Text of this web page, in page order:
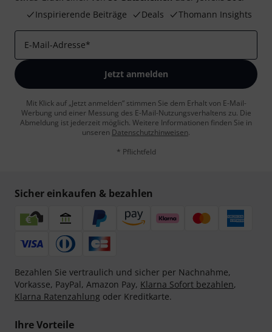
Inspirierende Beiträge
Deals Thomann Insights
E-Mail-Adresse*
Jetzt anmelden
Mit Klick auf „Jetzt anmelden“ stimmen Sie dem Erhalt von E-Mail-
Werbung und einer Messung des E-Mail-Nutzungsverhaltens zu. Die
Abmeldung ist jederzeit möglich. Weitere Informationen finden Sie in
unseren Datenschutzhinweisen.
* Pflichtfeld
Sicher einkaufen & bezahlen
Bezahlen Sie vertraulich und sicher per Nachnahme,
Vorkasse, PayPal, Amazon Pay, Klarna Sofort bezahlen,
Klarna Ratenzahlung oder Kreditkarte.
Ihre Vorteile